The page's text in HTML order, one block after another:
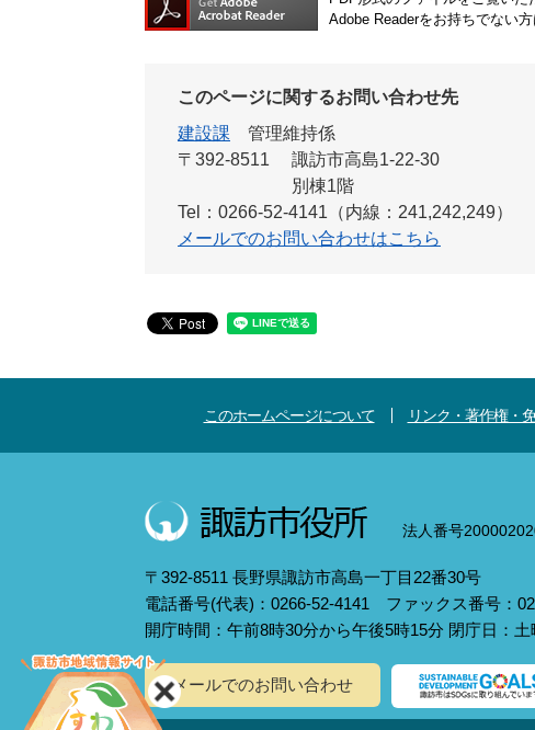
Adobe Readerをお持ちでない
このページに関するお問い合わせ先
建設課
管理維持係
〒392-8511
諏訪市高島1-22-30
別棟1階
Tel：0266-52-4141（内線：241,242,249）
メールでのお問い合わせはこちら
このホームページについて リンク・著作権・
法人番号
〒392-8511 長野県諏訪市高島一丁目22番30号
電話番号(代表)：0266-52-4141 ファックス番号：
開庁時間：午前8時30分から午後5時15分 閉庁日：
メールでのお問い合わせ